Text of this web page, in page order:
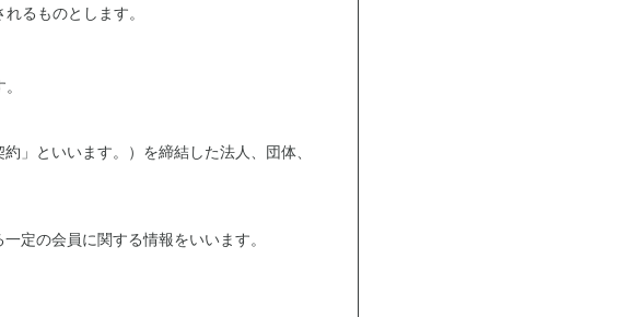
るものとします。
」といいます。）を締結した法人、団体、
定の会員に関する情報をいいます。